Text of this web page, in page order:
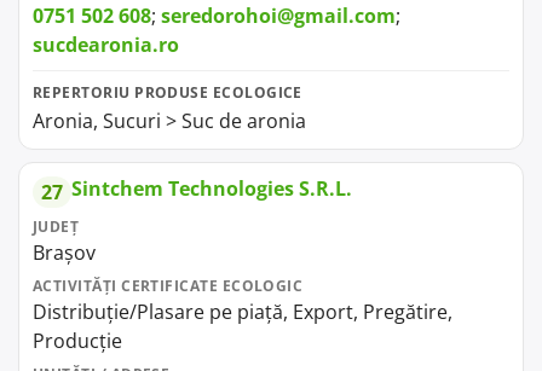
0751 502 608; seredorohoi@gmail.com;
sucdearonia.ro
REPERTORIU PRODUSE ECOLOGICE
Aronia, Sucuri > Suc de aronia
27 Sintchem Technologies S.R.L.
JUDEȚ
Brașov
ACTIVITĂȚI CERTIFICATE ECOLOGIC
Distribuție/Plasare pe piață, Export, Pregătire,
Producție